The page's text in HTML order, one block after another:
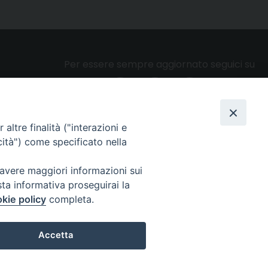
Privacy e cookie policy
altre finalità ("interazioni e
come specificato nella
maggiori informazioni sui
informativa proseguirai la
policy completa.
Accetta